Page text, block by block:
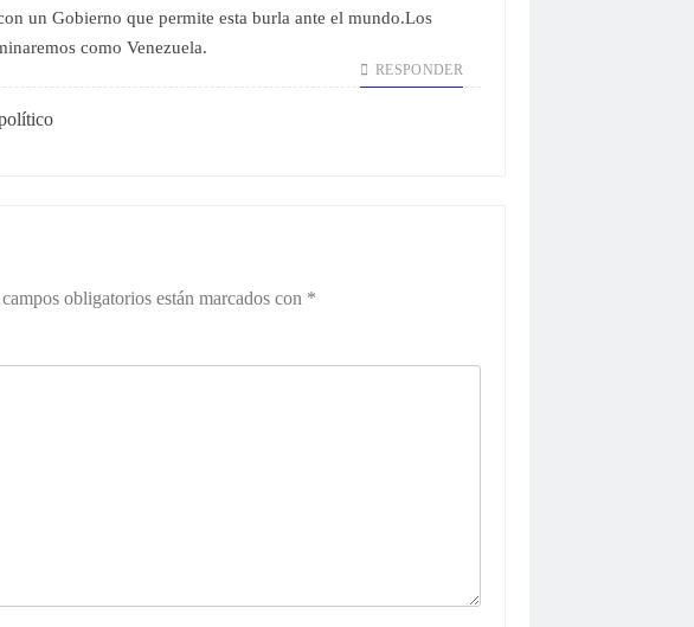
un Gobierno que permite esta burla ante el mundo.Los
como Venezuela.
RESPONDER
obligatorios están marcados con *